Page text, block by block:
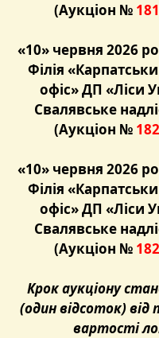
(Аукціон №
«10» червня 2026
Філія
офіс» ДП «Ліси
Свалявське
(Аукціон №
«10» червня 2026
Філія
офіс» ДП «Ліси
Свалявське
(Аукціон №
Крок аукціону
(один відсоток) від
вартості